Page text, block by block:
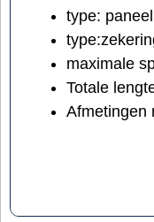
type:
maximale
Totale
Afmetingen